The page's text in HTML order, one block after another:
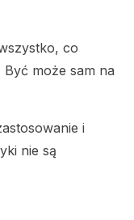
co
Być może sam na
i
nie są